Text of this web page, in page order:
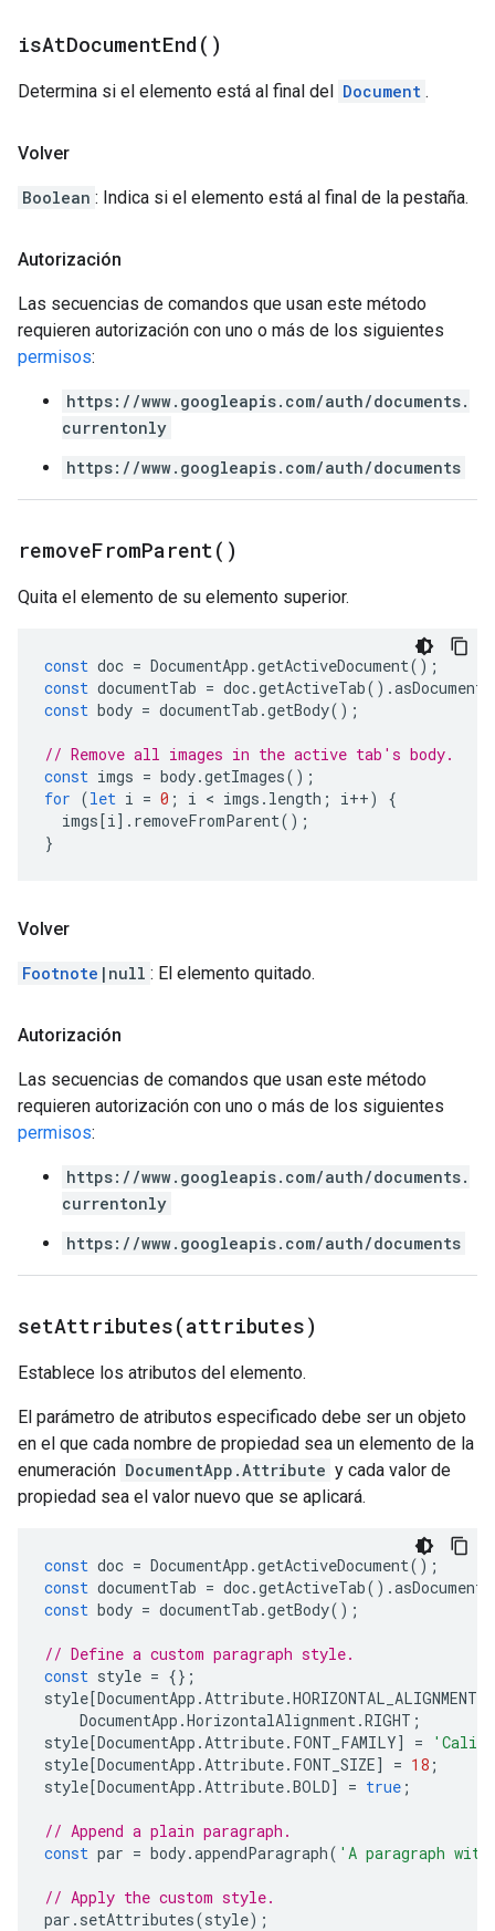
isAtDocumentEnd( )
Determina si el elemento está al final del Document .
Volver
Boolean : Indica si el elemento está al final de la pestaña.
Autorización
Las secuencias de comandos que usan este método
requieren autorización con uno o más de los siguientes
permisos:
https://www.googleapis.com/auth/documents.
currentonly
https://www.googleapis.com/auth/documents
removeFromParent( )
Quita el elemento de su elemento superior.
const doc = DocumentApp .getActiveDocument();
const documentTab = doc.getActiveTab().
const body = documentTab .getBody();
// Remove all images in the active tab's body.
const imgs = body.getImages();
for (let i = 0 ; i < imgs . length ; i++)
{
imgs[i]. removeFromParent();
}
Volver
Footnote |null : El elemento quitado.
Autorización
Las secuencias de comandos que usan este método
requieren autorización con uno o más de los siguientes
permisos:
https://www.googleapis.com/auth/documents.
currentonly
https://www.googleapis.com/auth/documents
setAttributes(attributes)
Establece los atributos del elemento.
El parámetro de atributos especificado debe ser un objeto
en el que cada nombre de propiedad sea un elemento de la
enumeración DocumentApp.Attribute y cada valor de
propiedad sea el valor nuevo que se aplicará.
const doc = DocumentApp .getActiveDocument();
const documentTab = doc.getActiveTab().
const body = documentTab .getBody();
// Define a custom paragraph style.
const style = {};
style[DocumentApp .Attribute.HORIZONTAL_ALIGNMENT
DocumentApp .HorizontalAlignment.RIGHT ;
style[DocumentApp .Attribute. FONT_FAMILY] =
style[DocumentApp .Attribute. FONT_SIZE] = 18 ;
style[DocumentApp .Attribute.BOLD] = true ;
// Append a plain paragraph.
const par = body.appendParagraph( 'A paragraph
// Apply the custom style.
par . setAttributes(style);